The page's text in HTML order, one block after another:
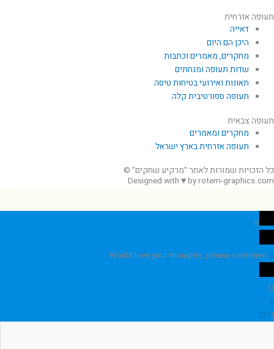
תעופה אזרחית
דאייה
היכן הם היום
מחקרים, מאמרים וכתבות
שדות תעופה ומנחתים
תאונות ואירועי בטיחות טיסה
תעופה ספורטיבית קלה
תעופה צבאית
מחקרים ומאמרים
תעופה אזרחית בארץ ישראל
כל הזכויות שמורות לאתר "מרקיע שחקים" ©
Designed with ♥ by rotem-graphics.com
0
Would love your thoughts, please comment.x
(
)
x
| הגב